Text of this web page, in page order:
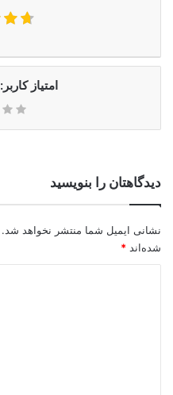
امتیاز کاربر:
دیدگاهتان را بنویسید
نشانی ایمیل شما منتشر نخواهد شد.
شده‌اند *